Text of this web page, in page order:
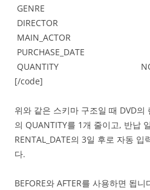
GENRE
DIRECTOR
MAIN_ACTOR
QUANTITY NOT
[/code]
위와 같은 스키마 구조일 때 DVD의
의 QUANTITY를 1개 줄이고, 반납
RENTAL_DATE의 3일 후로 자동
다.
BEFORE와 AFTER를 사용하면 됩니